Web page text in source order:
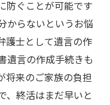
防ぐことが可能です
からないというお悩
護士として遺言の作
遺言の作成手続きも
将来のご家族の負担
、終活はまだ早いと